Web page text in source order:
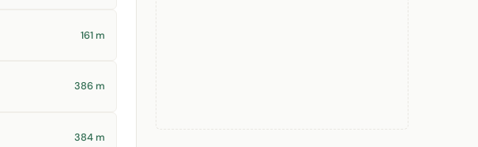
161 m
386 m
384 m